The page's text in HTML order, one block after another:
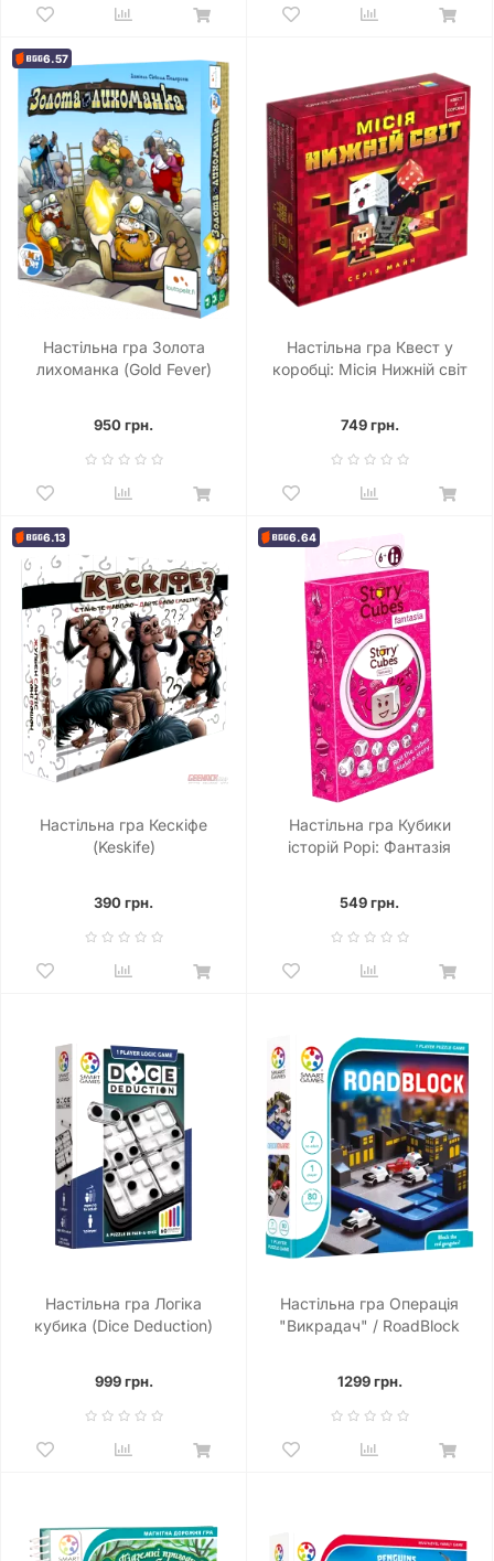
6.57
Настільна гра Золота
лихоманка (Gold Fever)
950 грн.
Настільна гра Квест у
коробці: Місія Нижній світ
749 грн.
6.13
Настільна гра Кескіфе
(Keskife)
390 грн.
6.64
Настільна гра Кубики
історій Рорі: Фантазія
549 грн.
Настільна гра Логіка
кубика (Dice Deduction)
999 грн.
Настільна гра Операція
"Викрадач" / RoadBlock
1299 грн.